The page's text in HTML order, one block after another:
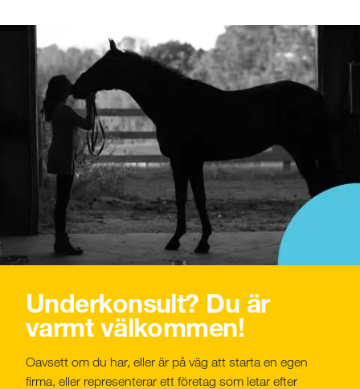
Underkonsult? Du är
varmt välkommen!
Oavsett om du har, eller är på väg att starta en egen
firma, eller representerar ett företag som letar efter